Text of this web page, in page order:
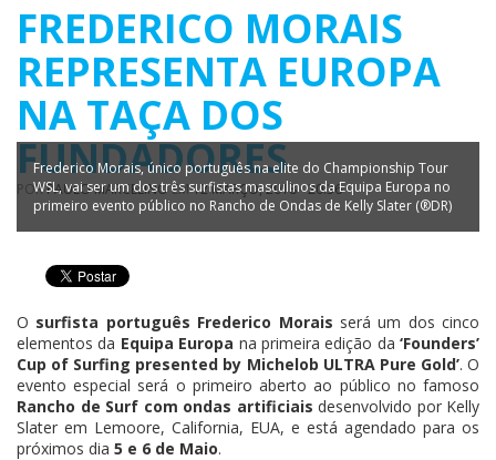
FREDERICO MORAIS
REPRESENTA EUROPA
NA TAÇA DOS
FUNDADORES
PORPAULO MARCELINOEM12 MARÇO, 2018 - 20:36
Frederico Morais, único português na elite do Championship Tour
WSL, vai ser um dos três surfistas masculinos da Equipa Europa no
primeiro evento público no Rancho de Ondas de Kelly Slater (®DR)
O surfista português Frederico Morais será um dos cinco
elementos da Equipa Europa na primeira edição da ‘Founders’
Cup of Surfing presented by Michelob ULTRA Pure Gold’. O
evento especial será o primeiro aberto ao público no famoso
Rancho de Surf com ondas artificiais desenvolvido por Kelly
Slater em Lemoore, California, EUA, e está agendado para os
próximos dia 5 e 6 de Maio.